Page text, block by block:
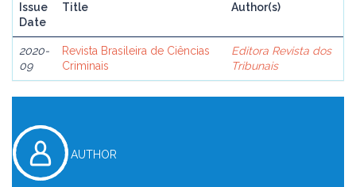
Issue
Date
Title Author(s)
2020-
09
Revista Brasileira de Ciências
Criminais
Editora Revista dos
Tribunais
AUTHOR